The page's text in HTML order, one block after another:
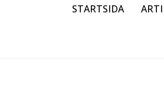
STARTSIDA